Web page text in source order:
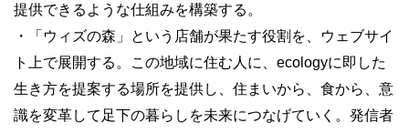
提供できるような仕組みを構築する。
・「ウィズの森」という店舗が果たす役割を、ウェブサイ
ト上で展開する。この地域に住む人に、ecologyに即した
生き方を提案する場所を提供し、住まいから、食から、意
識を変革して足下の暮らしを未来につなげていく。発信者